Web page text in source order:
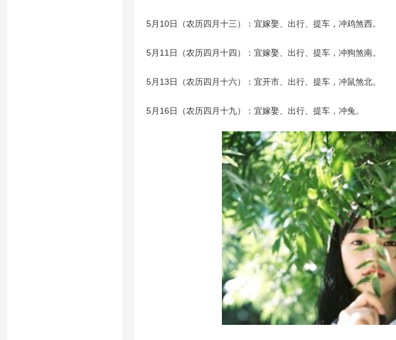
5月10日（农历四月十三）：宜嫁娶、出行、提车，冲鸡煞西。
5月11日（农历四月十四）：宜嫁娶、出行、提车，冲狗煞南。
5月13日（农历四月十六）：宜开市、出行、提车，冲鼠煞北。
5月16日（农历四月十九）：宜嫁娶、出行、提车，冲兔。